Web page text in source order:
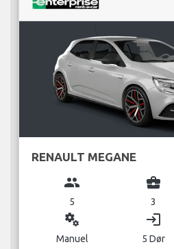
RENAULT MEGANE
group
5
business_center
3
miscellaneous_services
Manuel
login
5 Dør